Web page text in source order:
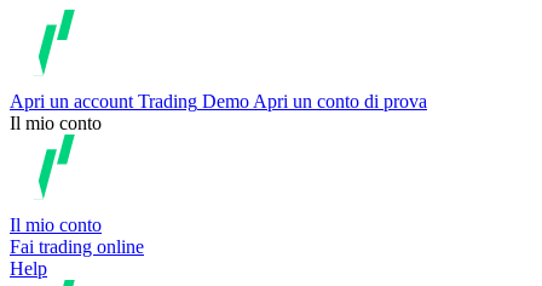
Apri un account Trading Demo Apri un conto di prova
Il mio conto
Il mio conto
Fai trading online
Help